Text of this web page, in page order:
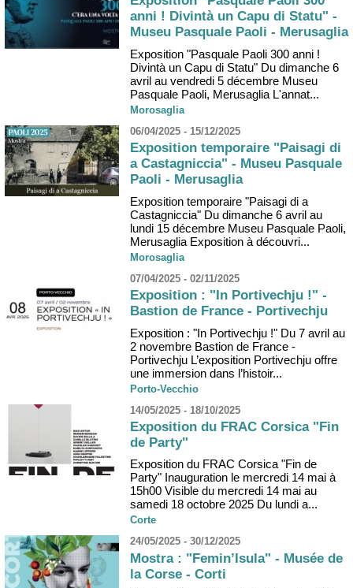
anni ! Divintà un Capu di Statu" -
Museu Pasquale Paoli - Merusaglia
Exposition "Pasquale Paoli 300 anni !
Divintà un Capu di Statu" Du dimanche 6
avril au vendredi 5 décembre Museu
Pasquale Paoli, Merusaglia L'annat...
Morosaglia
06/04/2025 - 15/12/2025
Exposition temporaire "Paisagi di
a Castagniccia" - Museu Pasquale
Paoli - Merusaglia
Exposition temporaire "Paisagi di a
Castagniccia" Du dimanche 6 avril au
lundi 15 décembre Museu Pasquale Paoli,
Merusaglia Exposition à découvri...
Morosaglia
07/04/2025 - 02/11/2025
Exposition : "In Portivechju !" -
Bastion de France - Portivechju
Exposition : "In Portivechju !" Du 7 avril au
2 novembre Bastion de France -
Portivechju L’exposition Portivechju offre
une immersion dans l’histoir...
Porto-Vecchio
14/05/2025 - 18/10/2025
Exposition du FRAC Corsica "Fin
de Party"
Exposition du FRAC Corsica "Fin de
Party" Inauguration le mercredi 14 mai à
15h00 Visible du mercredi 14 mai au
samedi 18 octobre 2025 Du lundi a...
Corte
24/05/2025 - 30/12/2025
Mostra : "Femin’Isula" - Musée de
la Corse - Corti